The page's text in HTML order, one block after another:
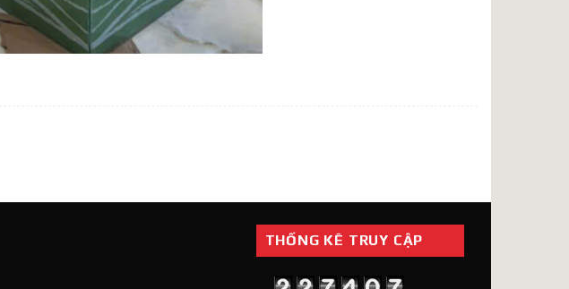
THỐNG KÊ TRUY CẬP